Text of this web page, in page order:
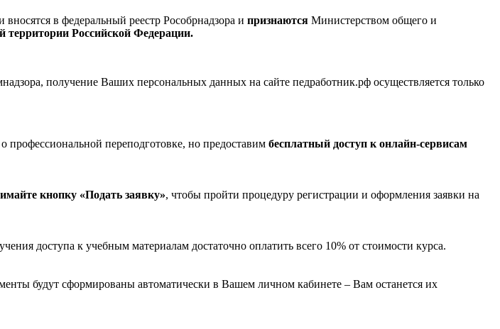
в федеральный реестр Рособрнадзора и признаются Министерством общего и
территории Российской Федерации.
получение Ваших персональных данных на сайте педработник.рф осуществляется только
профессиональной переподготовке, но предоставим бесплатный доступ к онлайн-сервисам
кнопку «Подать заявку», чтобы пройти процедуру регистрации и оформления заявки на
доступа к учебным материалам достаточно оплатить всего 10% от стоимости курса.
будут сформированы автоматически в Вашем личном кабинете – Вам останется их